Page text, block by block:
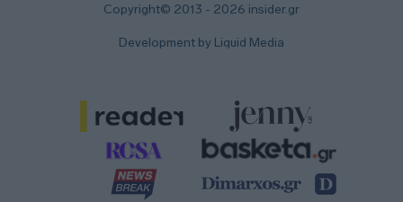
Copyright© 2013 - 2026 insider.gr
Development by Liquid Media